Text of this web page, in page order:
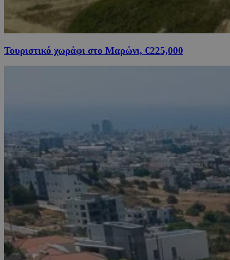
Τουριστικό χωράφι στο Μαρώνι, €225,000